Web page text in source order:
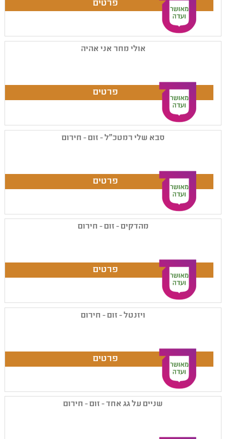
אולי מחר אני אהיה
סבא שלי רמטכ"ל - זום - חירום
מהדקים - זום - חירום
ויזנטל - זום - חירום
שניים על גג אחד - זום - חירום